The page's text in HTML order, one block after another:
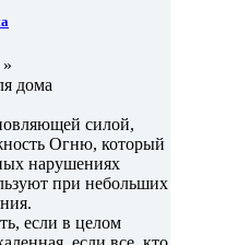
дома
силой,
Огню, который
нарушениях
при небольших
если в целом